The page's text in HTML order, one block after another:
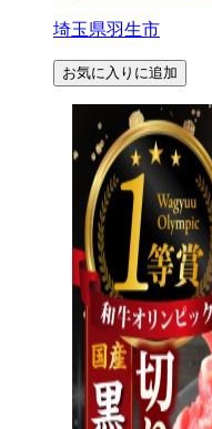
埼玉県羽生市
お気に入りに追加